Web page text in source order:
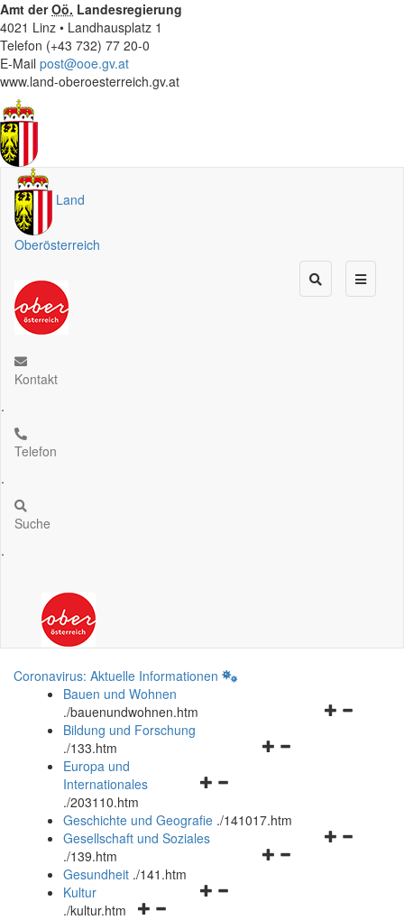
Amt derOö. Landesregierung
4021 Linz • Landhausplatz 1
Telefon (+43 732) 77 20-0
E-Mail post@ooe.gv.at
www.land-oberoesterreich.gv.at
Land
Oberösterreich
Kontakt
.
Telefon
.
Suche
.
Coronavirus: Aktuelle Informationen
Bauen und Wohnen
./bauenundwohnen.htm
Navigationsmenü
Bildung und Forschung
./133.htm
Navigationsmenü
und
schließen
Europa und
Internationales
./203110.htm
Geschichte und Geografie ./141017.htm
Navigationsmenü
Gesellschaft und Soziales
./139.htm
Navigationsmenü
Gesundheit ./141.htm
Navigationsmenü
Kultur
./kultur.htm